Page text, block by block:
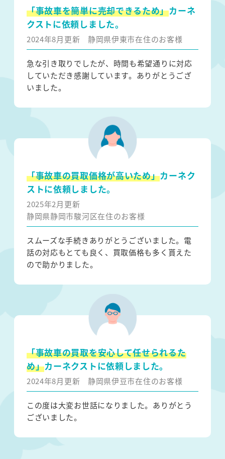
「事故車を簡単に売却できるため」カーネ
クストに依頼しました。
2024年8月更新 静岡県伊東市在住のお客様
急な引き取りでしたが、時間も希望通りに対応
していただき感謝しています。ありがとうござ
いました。
「事故車の買取価格が高いため」カーネク
ストに依頼しました。
2025年2月更新
静岡県静岡市駿河区在住のお客様
スムーズな手続きありがとうございました。電
話の対応もとても良く、買取価格も多く貰えた
ので助かりました。
「事故車の買取を安心して任せられるた
め」カーネクストに依頼しました。
2024年8月更新 静岡県伊豆市在住のお客様
この度は大変お世話になりました。ありがとう
ございました。